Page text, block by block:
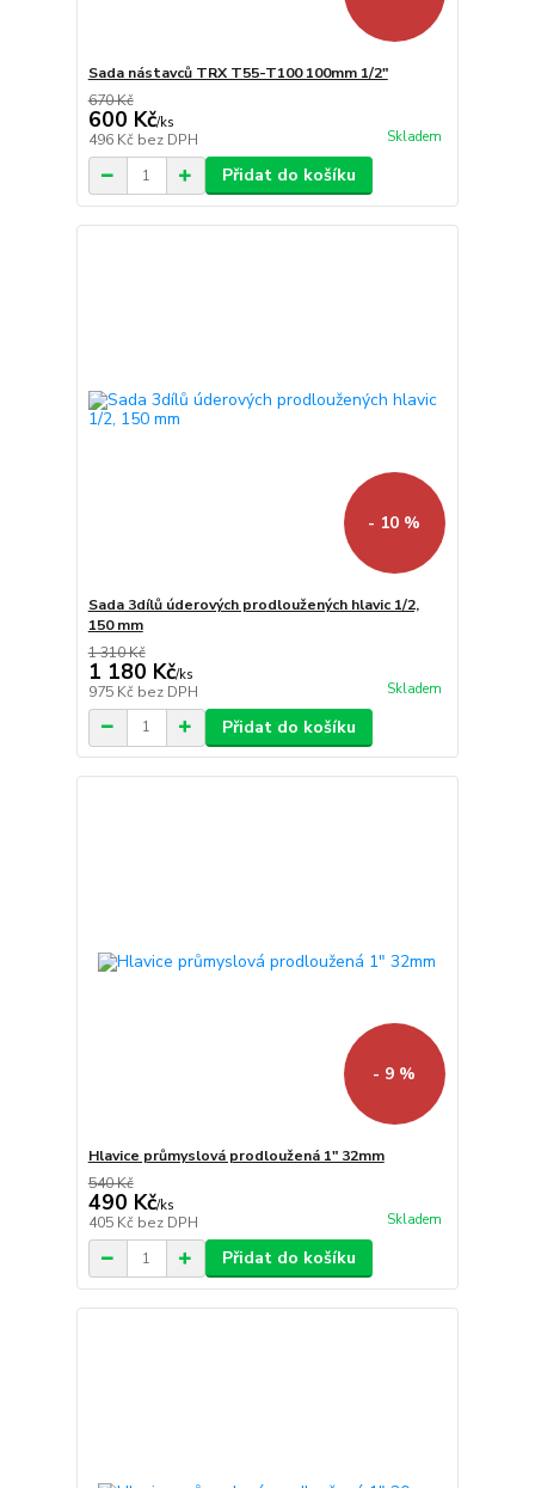
Sada nástavců TRX T55-T100 100mm 1/2"
670 Kč
600 Kč/ks
496 Kč bez DPH Skladem
Přidat do košíku
- 10 %
Sada 3dílů úderových prodloužených hlavic 1/2,
150 mm
1 310 Kč
1 180 Kč/ks
975 Kč bez DPH Skladem
Přidat do košíku
- 9 %
Hlavice průmyslová prodloužená 1" 32mm
540 Kč
490 Kč/ks
405 Kč bez DPH Skladem
Přidat do košíku